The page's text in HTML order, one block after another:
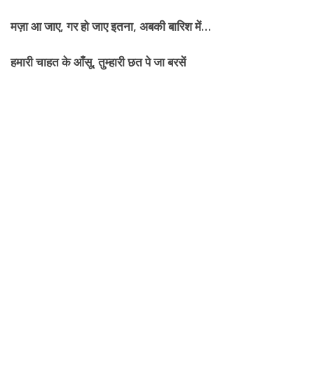
मज़ा आ जाए, गर हो जाए इतना, अबकी बारिश में…
हमारीचाहत के आँसू, तुम्हारी छत पे जा बरसें